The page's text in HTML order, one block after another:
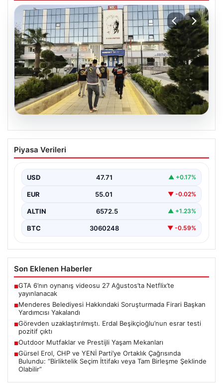
Menderes Belediyesi Hakkındaki
Soruşturmada Firari Başkan Yardımcısı
İzmir’de Menderes Belediyesi’ne yönelik geniş çaplı
Başkan Yardımcısı…
Piyasa Verileri
USD 47.71 ▲ +0.17%
EUR 55.01 ▼ -0.02%
ALTIN 6572.5 ▲ +1.23%
BTC 3060248 ▼ -0.59%
Son Eklenen Haberler
■GTA 6’nın oynanış videosu 27 Ağustos’ta Netflix’te
yayınlanacak
■Menderes Belediyesi Hakkındaki Soruşturmada Firari Başkan
Yardımcısı Yakalandı
■Görevden uzaklaştırılmıştı. Erdal Beşikçioğlu’nun esrar testi
pozitif çıktı
■Outdoor Mutfaklar ve Prestijli Yaşam Mekanları
■Gürsel Erol, CHP ve YENİ Parti’ye Ortaklık Çağrısında
Bulundu: “Birliktelik Seçim İttifakı veya Tam Birleşme Şeklinde
Olabilir”